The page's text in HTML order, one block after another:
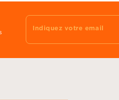
Indiquez votre email